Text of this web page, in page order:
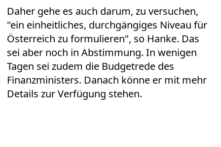
Daher gehe es auch darum, zu versuchen,
"ein einheitliches, durchgängiges Niveau für
Österreich zu formulieren", so Hanke. Das
sei aber noch in Abstimmung. In wenigen
Tagen sei zudem die Budgetrede des
Finanzministers. Danach könne er mit mehr
Details zur Verfügung stehen.